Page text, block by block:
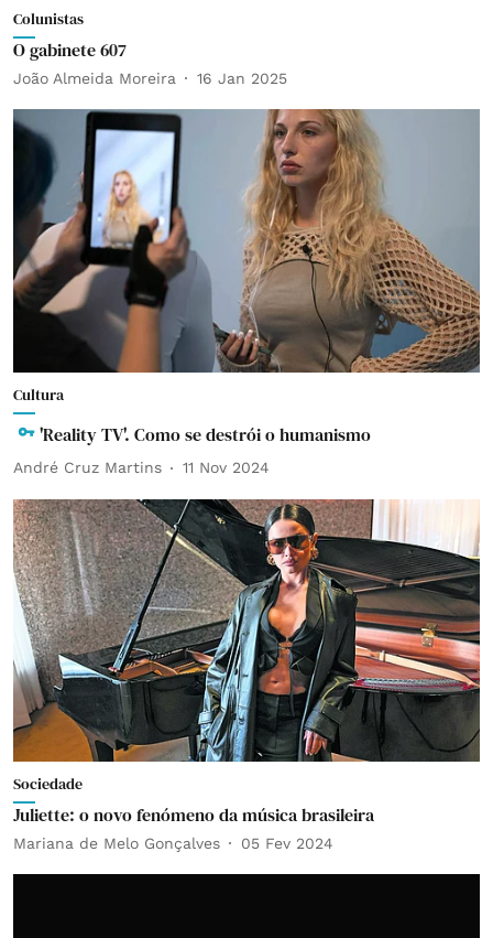
Colunistas
O gabinete 607
João Almeida Moreira 16 Jan 2025
Cultura
'Reality TV'. Como se destrói o humanismo
André Cruz Martins 11 Nov 2024
Sociedade
Juliette: o novo fenómeno da música brasileira
Mariana de Melo Gonçalves 05 Fev 2024